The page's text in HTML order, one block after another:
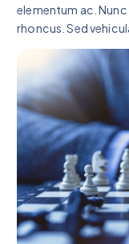
elementum ac.
rhoncus. Sed